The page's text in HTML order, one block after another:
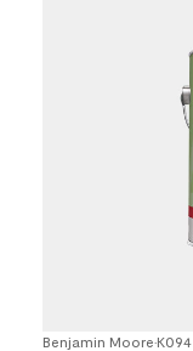
Benjamin Moore•K094